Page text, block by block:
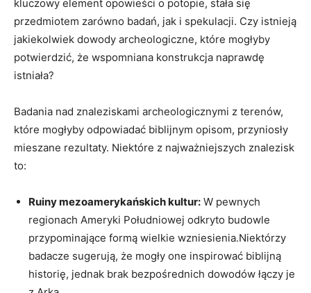
kluczowy element opowieści o potopie, stała się
przedmiotem zarówno badań,⁣ jak i spekulacji. Czy istnieją
jakiekolwiek‌ dowody archeologiczne, ⁤które mogłyby
potwierdzić, że wspomniana ⁢konstrukcja naprawdę
istniała?
Badania⁢ nad znaleziskami archeologicznymi z terenów,
które mogłyby⁤ odpowiadać biblijnym opisom, przyniosły
mieszane​ rezultaty.‍ Niektóre z ‌najważniejszych ​znalezisk‌
to:
Ruiny ⁣mezoamerykańskich ​kultur: W ⁤pewnych
⁣regionach Ameryki Południowej odkryto budowle
⁤przypominające formą wielkie⁢ wzniesienia.Niektórzy
badacze sugerują, że mogły one inspirować⁢ biblijną
⁣historię,⁣ jednak brak ‍bezpośrednich dowodów łączy⁤ je